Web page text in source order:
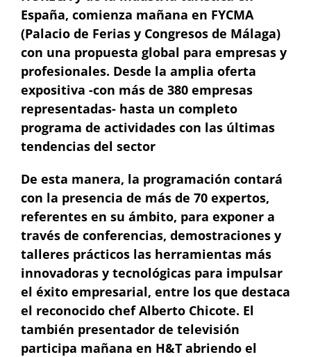
España, comienza mañana en FYCMA
(Palacio de Ferias y Congresos de Málaga)
con una propuesta global para empresas y
profesionales. Desde la amplia oferta
expositiva -con más de 380 empresas
representadas- hasta un completo
programa de actividades con las últimas
tendencias del sector
De esta manera, la programación contará
con la presencia de más de 70 expertos,
referentes en su ámbito, para exponer a
través de conferencias, demostraciones y
talleres prácticos las herramientas más
innovadoras y tecnológicas para impulsar
el éxito empresarial, entre los que destaca
el reconocido chef Alberto Chicote. El
también presentador de televisión
participa mañana en H&T abriendo el